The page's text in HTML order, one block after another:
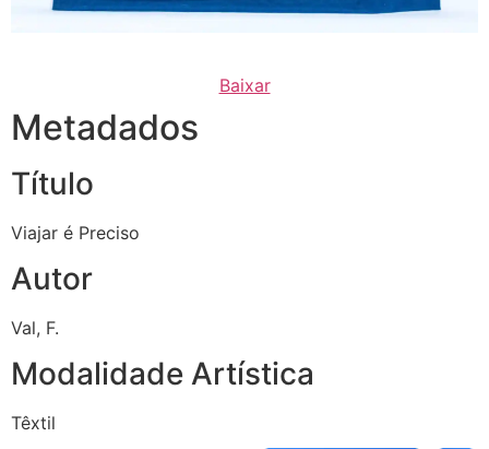
Baixar
Metadados
Título
Viajar é Preciso
Autor
Val, F.
Modalidade Artística
Têxtil